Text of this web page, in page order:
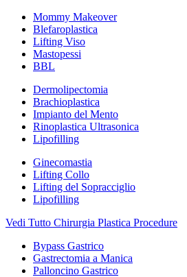
Mommy Makeover
Blefaroplastica
Lifting Viso
Mastopessi
BBL
Dermolipectomia
Brachioplastica
Impianto del Mento
Rinoplastica Ultrasonica
Lipofilling
Ginecomastia
Lifting Collo
Lifting del Sopracciglio
Lipofilling
Vedi Tutto Chirurgia Plastica Procedure
Bypass Gastrico
Gastrectomia a Manica
Palloncino Gastrico